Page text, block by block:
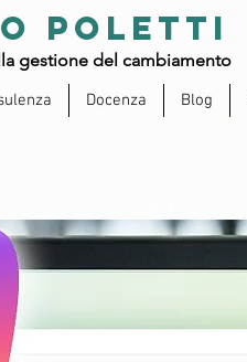
POLETTI
gestione del cambiamento
Docenza Blog